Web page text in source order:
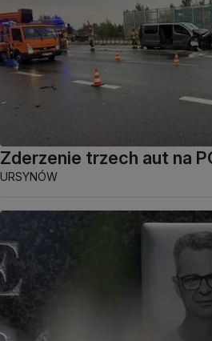
Zderzenie trzech aut na
URSYNÓW